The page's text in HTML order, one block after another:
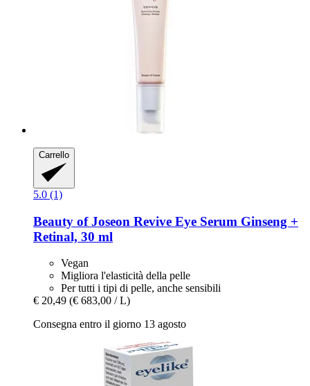
Carrello
5.0 (1)
Beauty of Joseon Revive Eye Serum Ginseng +
Retinal, 30 ml
Vegan
Migliora l'elasticità della pelle
Per tutti i tipi di pelle, anche sensibili
€ 20,49 (€ 683,00 / L)
Consegna entro il giorno 13 agosto